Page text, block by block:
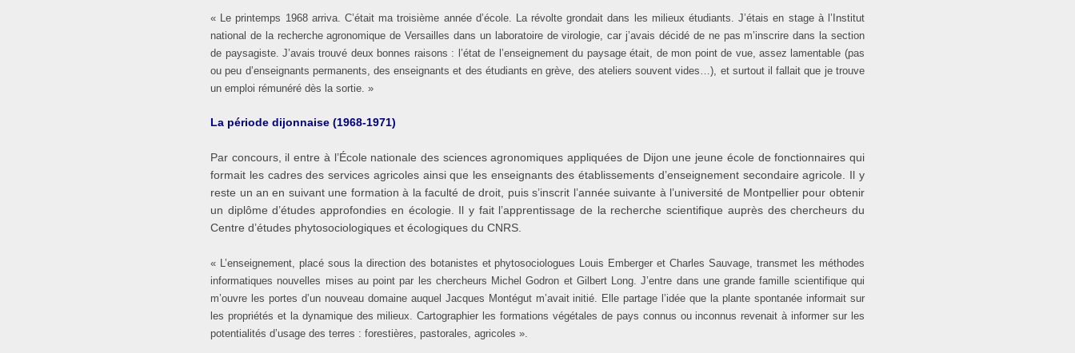
« Le printemps 1968 arriva. C’était ma troisième année d’école. La révolte grondait dans les milieux étudiants. J’étais en stage à l’Institut
national de la recherche agronomique de Versailles dans un laboratoire de virologie, car j’avais décidé de ne pas m’inscrire dans la section
de paysagiste. J’avais trouvé deux bonnes raisons : l’état de l’enseignement du paysage était, de mon point de vue, assez lamentable (pas
ou peu d’enseignants permanents, des enseignants et des étudiants en grève, des ateliers souvent vides…), et surtout il fallait que je trouve
un emploi rémunéré dès la sortie. »
La période dijonnaise (1968-1971)
Par concours, il entre à l’École nationale des sciences agronomiques appliquées de Dijon une jeune école de fonctionnaires qui
formait les cadres des services agricoles ainsi que les enseignants des établissements d’enseignement secondaire agricole. Il y
reste un an en suivant une formation à la faculté de droit, puis s’inscrit l’année suivante à l’université de Montpellier pour obtenir
un diplôme d’études approfondies en écologie. Il y fait l’apprentissage de la recherche scientifique auprès des chercheurs du
Centre d’études phytosociologiques et écologiques du CNRS.
« L’enseignement, placé sous la direction des botanistes et phytosociologues Louis Emberger et Charles Sauvage, transmet les méthodes
informatiques nouvelles mises au point par les chercheurs Michel Godron et Gilbert Long. J’entre dans une grande famille scientifique qui
m’ouvre les portes d’un nouveau domaine auquel Jacques Montégut m’avait initié. Elle partage l’idée que la plante spontanée informait sur
les propriétés et la dynamique des milieux. Cartographier les formations végétales de pays connus ou inconnus revenait à informer sur les
potentialités d’usage des terres : forestières, pastorales, agricoles ».